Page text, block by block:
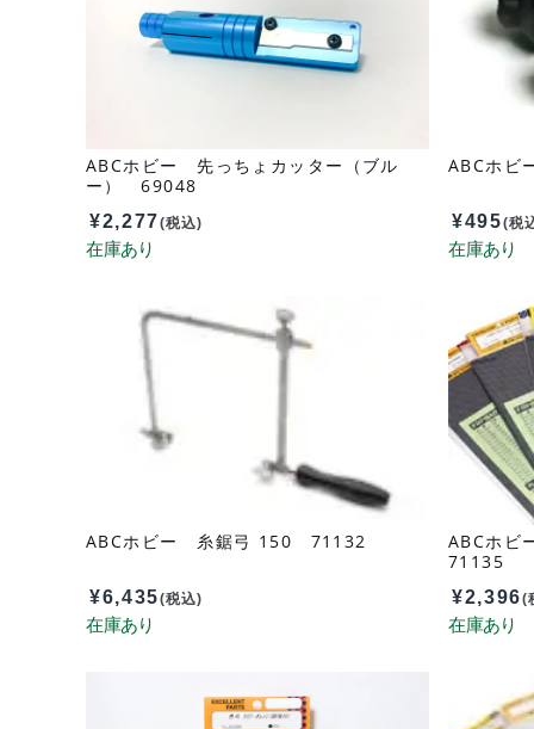
ABCホビー 先っちょカッター（ブル
ー） 69048
¥2,277(税込)
ABCホ
¥495(税
ABCホビー 糸鋸弓 150 71132
¥6,435(税込)
ABCホ
71135
¥2,396(